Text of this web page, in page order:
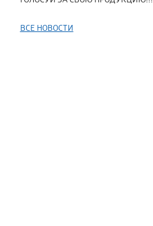
ВСЕ НОВОСТИ